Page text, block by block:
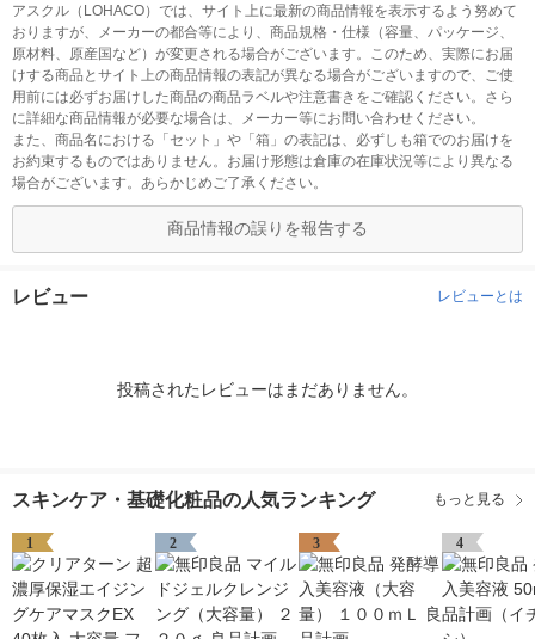
アスクル（LOHACO）では、サイト上に最新の商品情報を表示するよう努めて
おりますが、メーカーの都合等により、商品規格・仕様（容量、パッケージ、
原材料、原産国など）が変更される場合がございます。このため、実際にお届
けする商品とサイト上の商品情報の表記が異なる場合がございますので、ご使
用前には必ずお届けした商品の商品ラベルや注意書きをご確認ください。さら
に詳細な商品情報が必要な場合は、メーカー等にお問い合わせください。
また、商品名における「セット」や「箱」の表記は、必ずしも箱でのお届けを
お約束するものではありません。お届け形態は倉庫の在庫状況等により異なる
場合がございます。あらかじめご了承ください。
商品情報の誤りを報告する
レビュー レビューとは
投稿されたレビューはまだありません。
スキンケア・基礎化粧品の人気ランキング もっと見る
1 2 3 4